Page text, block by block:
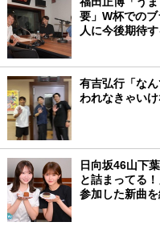
要」W杯での
人に今後期待
有吉弘行「な
われなきゃい
日向坂46山下
と詰まってる
参加した新曲を